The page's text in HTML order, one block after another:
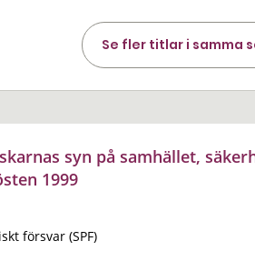
Se fler titlar i samma
syn på samhället,
1999
försvar (SPF)